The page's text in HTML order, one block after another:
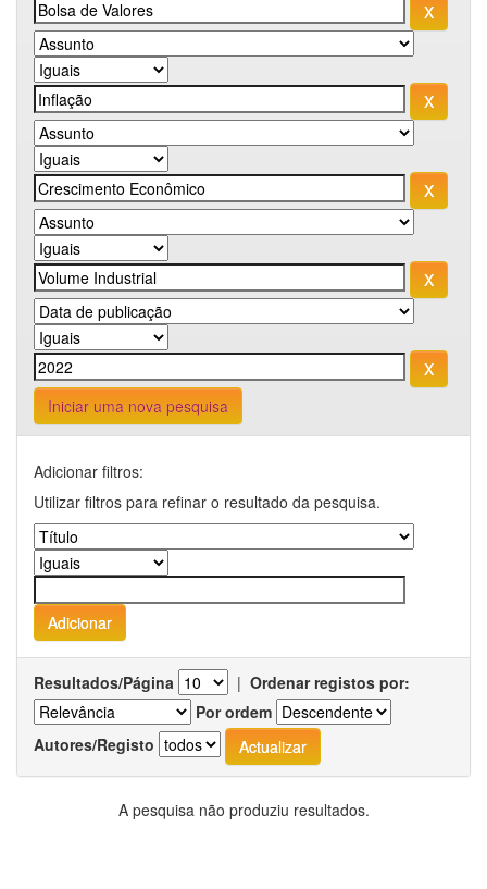
Iniciar uma nova pesquisa
Adicionar filtros:
Utilizar filtros para refinar o resultado da pesquisa.
Resultados/Página | Ordenar registos por:
Por ordem
Autores/Registo
A pesquisa não produziu resultados.